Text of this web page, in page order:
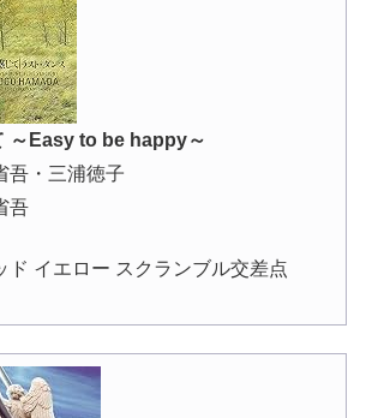
～Easy to be happy～
吾・三浦徳子
吾
ド イエロー スクランブル交差点